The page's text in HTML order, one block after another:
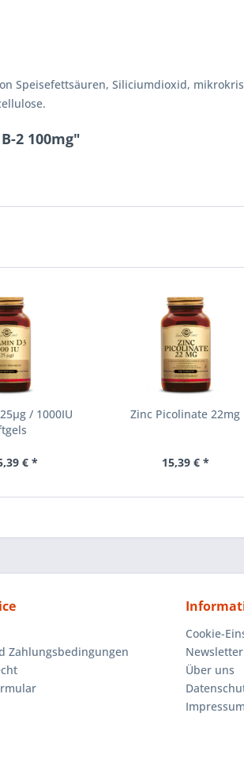
Speisefettsäuren, Siliciumdioxid,
2 100mg"
/ 1000IU
€ *
Zinc Picolinate 22mg
15,39 € *
Zahlungsbedingungen
Cookie-
Newsletter
Über uns
Impressum